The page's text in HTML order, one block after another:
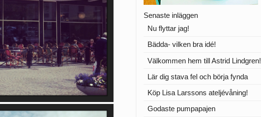
Senaste inläggen
Nu flyttar jag!
Bädda- vilken bra idé!
Välkommen hem till Astrid Lindgren!
Lär dig stava fel och börja fynda
Köp Lisa Larssons ateljévåning!
Godaste pumpapajen